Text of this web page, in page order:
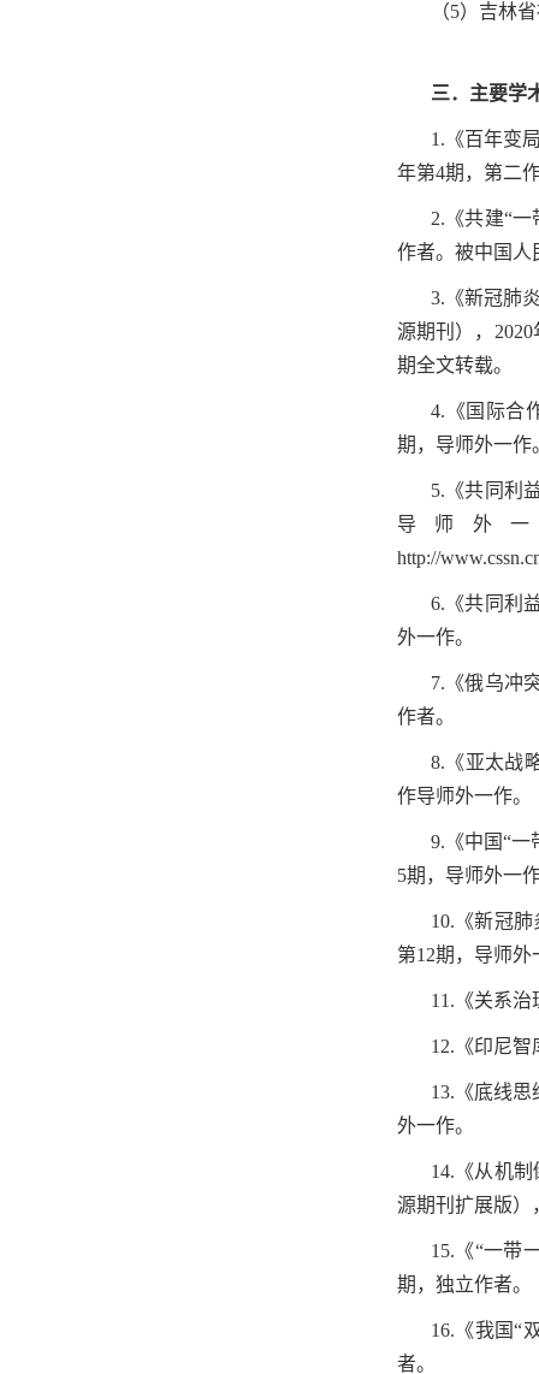
（5）吉林
三．主要学
1.《百年变
年第4期，第二
2. 《共建“
作者。被中国人
3. 《新冠肺
源期刊）， 2020
期全文转载。
4. 《国际
期，导师外一作
5. 《共同利
导师外
http://
6. 《共同利
外一作。
7. 《俄乌冲
作者。
8. 《亚太战
作导师外一作。
9. 《中国“
5期，导师外一
10. 《新冠
第12期，导师外
11. 《关系
12. 《印尼
13. 《底线
外一作。
14. 《从机
源期刊扩展版）
15. 《“一带
期，独立作者。
16. 《我国“
者。